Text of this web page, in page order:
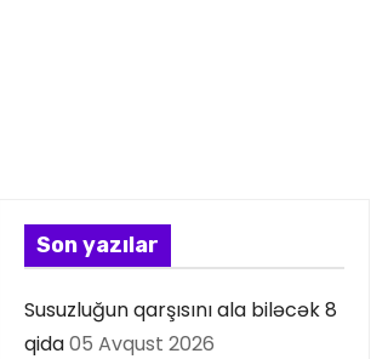
Son yazılar
Susuzluğun qarşısını ala biləcək 8
qida05 Avqust 2026